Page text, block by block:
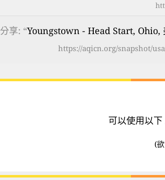
分享: “Youngstown - Head Start, Ohio,
https://aqicn.org/snapshot/
可以使用以
(